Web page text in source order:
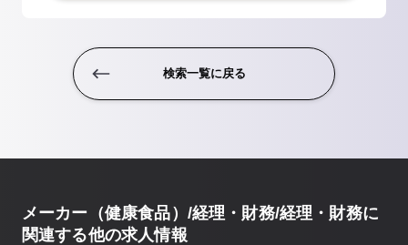
検索一覧に戻る
メーカー（健康食品）/経理・財務/経理・財務に
関連する他の求人情報